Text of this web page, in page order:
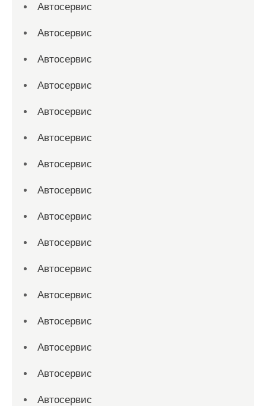
Автосервис
Автосервис
Автосервис
Автосервис
Автосервис
Автосервис
Автосервис
Автосервис
Автосервис
Автосервис
Автосервис
Автосервис
Автосервис
Автосервис
Автосервис
Автосервис